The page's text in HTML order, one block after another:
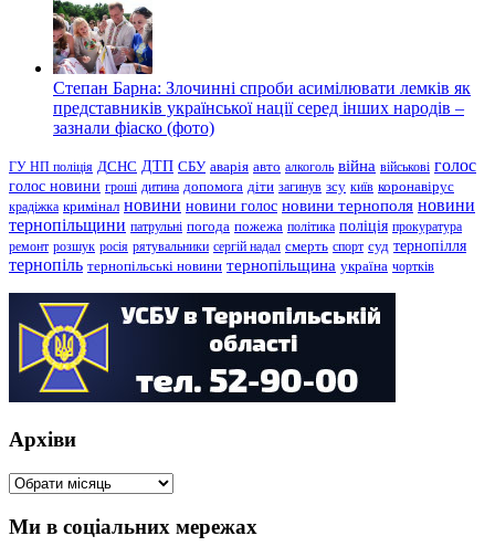
Степан Барна: Злочинні спроби асимілювати лемків як
представників української нації серед інших народів –
зазнали фіаско (фото)
ГУ НП поліція ДСНС ДТП СБУ аварія авто алкоголь війна військові голос
голос новини гроші дитина допомога діти загинув зсу київ коронавірус
крадіжка кримінал новини новини голос новини тернополя новини
тернопільщини патрульні погода пожежа політика поліція прокуратура
ремонт розшук росія рятувальники сергій надал смерть спорт суд тернопілля
тернопіль тернопільські новини тернопільщина україна чортків
Архіви
Архіви
Ми в соціальних мережах